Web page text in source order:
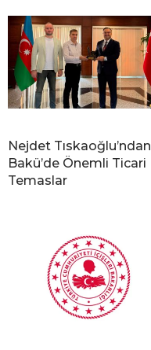
Nejdet Tıskaoğlu’ndan
Bakü’de Önemli Ticari
Temaslar